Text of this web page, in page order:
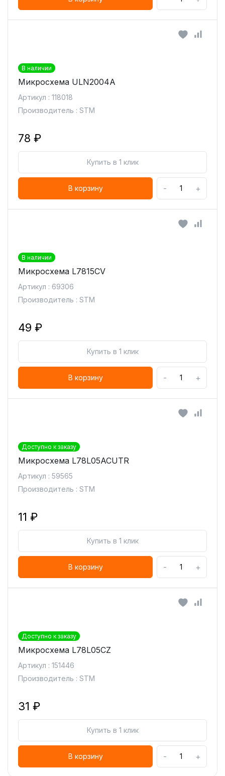
В наличии
Микросхема ULN2004A
Артикул : 118018
Производитель : STM
78 ₽
Купить в 1 клик
В корзину - +
В наличии
Микросхема L7815CV
Артикул : 69306
Производитель : STM
49 ₽
Купить в 1 клик
В корзину - +
Доступно к заказу
Микросхема L78L05ACUTR
Артикул : 59565
Производитель : STM
11 ₽
Купить в 1 клик
В корзину - +
Доступно к заказу
Микросхема L78L05CZ
Артикул : 151446
Производитель : STM
31 ₽
Купить в 1 клик
В корзину - +